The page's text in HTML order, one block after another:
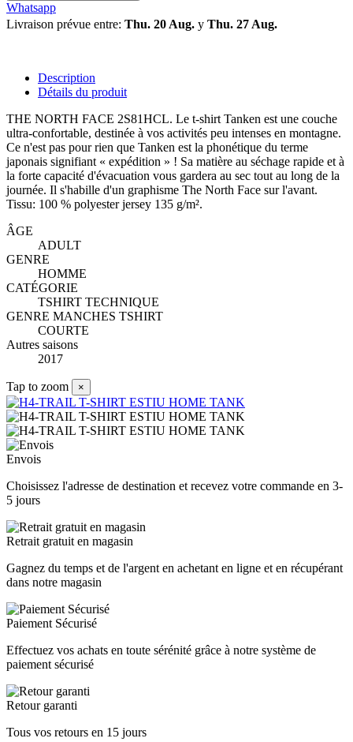
Whatsapp
Livraison prévue entre: Thu. 20 Aug. y Thu. 27 Aug.
Description
Détails du produit
THE NORTH FACE 2S81HCL. Le t-shirt Tanken est une couche
ultra-confortable, destinée à vos activités peu intenses en montagne.
Ce n'est pas pour rien que Tanken est la phonétique du terme
japonais signifiant « expédition » ! Sa matière au séchage rapide et à
la forte capacité d'évacuation vous gardera au sec tout au long de la
journée. Il s'habille d'un graphisme The North Face sur l'avant.
Tissu: 100 % polyester jersey 135 g/m².
ÂGE
ADULT
GENRE
HOMME
CATÉGORIE
TSHIRT TECHNIQUE
GENRE MANCHES TSHIRT
COURTE
Autres saisons
2017
Tap to zoom ×
Envois
Choisissez l'adresse de destination et recevez votre commande en 3-
5 jours
Retrait gratuit en magasin
Gagnez du temps et de l'argent en achetant en ligne et en récupérant
dans notre magasin
Paiement Sécurisé
Effectuez vos achats en toute sérénité grâce à notre système de
paiement sécurisé
Retour garanti
Tous vos retours en 15 jours